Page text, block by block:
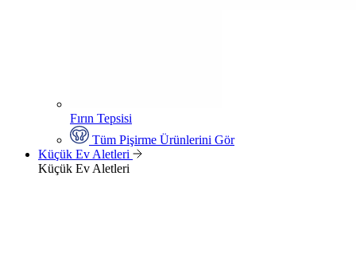
Fırın Tepsisi
Tüm Pişirme Ürünlerini Gör
Küçük Ev Aletleri
Küçük Ev Aletleri